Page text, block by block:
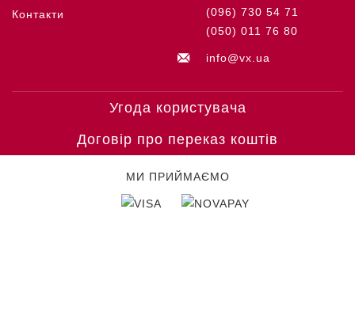
Контакти
(096) 730 54 71
(050) 011 76 80
info@vx.ua
Угода користувача
Договір про переказ коштів
МИ ПРИЙМАЄМО